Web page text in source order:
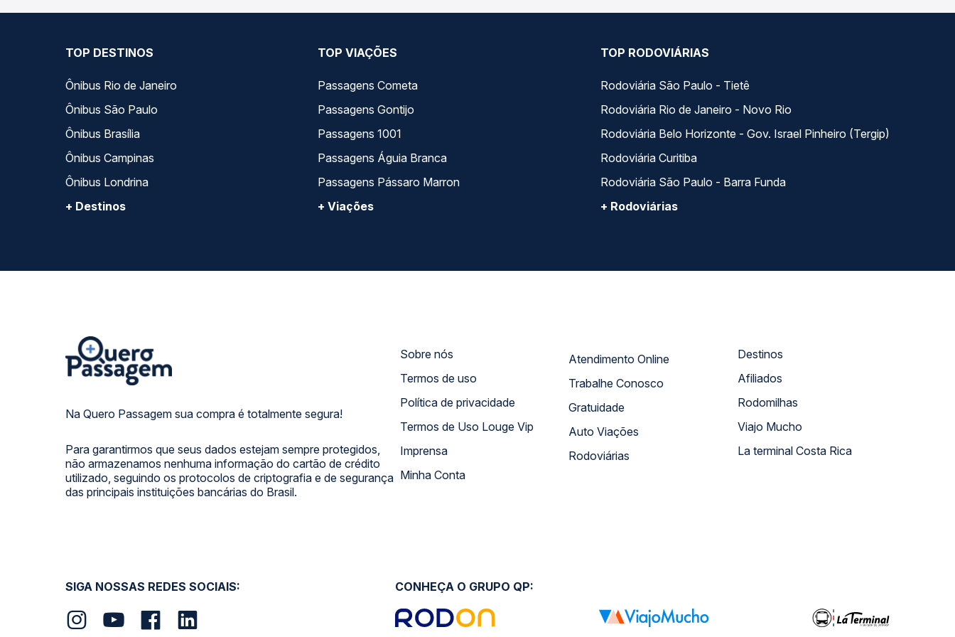
TOP DESTINOS
Ônibus Rio de Janeiro
Ônibus São Paulo
Ônibus Brasília
Ônibus Campinas
Ônibus Londrina
+ Destinos
TOP VIAÇÕES
Passagens Cometa
Passagens Gontijo
Passagens 1001
Passagens Águia Branca
Passagens Pássaro Marron
+ Viações
TOP RODOVIÁRIAS
Rodoviária São Paulo - Tietê
Rodoviária Rio de Janeiro - Novo Rio
Rodoviária Belo Horizonte - Gov. Israel Pinheiro (Tergip)
Rodoviária Curitiba
Rodoviária São Paulo - Barra Funda
+ Rodoviárias
Na Quero Passagem sua compra é totalmente segura!
Para garantirmos que seus dados estejam sempre protegidos,
não armazenamos nenhuma informação do cartão de crédito
utilizado, seguindo os protocolos de criptografia e de segurança
das principais instituições bancárias do Brasil.
Sobre nós
Termos de uso
Política de privacidade
Termos de Uso Louge Vip
Imprensa
Minha Conta
Atendimento Online
Trabalhe Conosco
Gratuidade
Auto Viações
Rodoviárias
Destinos
Afiliados
Rodomilhas
Viajo Mucho
La terminal Costa Rica
SIGA NOSSAS REDES SOCIAIS: CONHEÇA O GRUPO QP: